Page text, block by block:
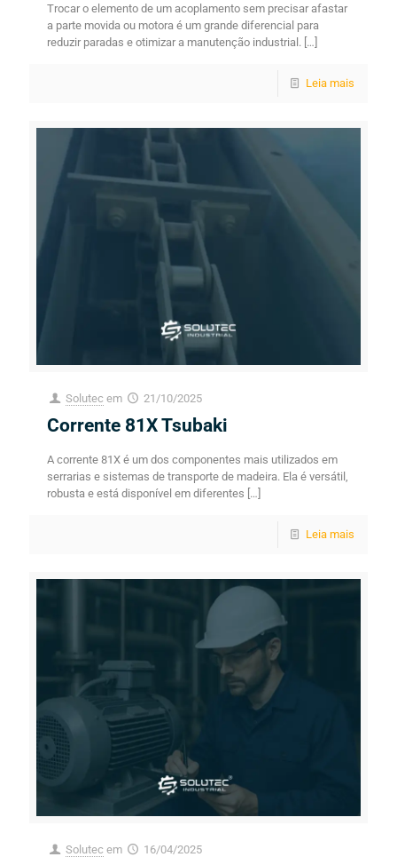
Trocar o elemento de um acoplamento sem precisar afastar
a parte movida ou motora é um grande diferencial para
reduzir paradas e otimizar a manutenção industrial. […]
Leia mais
Solutec em 21/10/2025
Corrente 81X Tsubaki
A corrente 81X é um dos componentes mais utilizados em
serrarias e sistemas de transporte de madeira. Ela é versátil,
robusta e está disponível em diferentes […]
Leia mais
Solutec em 16/04/2025